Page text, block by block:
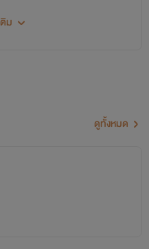
กทุกคนนะคะ นิยายของแก้มจะมีรูปแบบการ
ยังไม่คุ้นชิน ฝากเปิดใจลองอ่านดูก่อนน้าา
วลัย , Readawrite
ม
ดูทั้งหมด